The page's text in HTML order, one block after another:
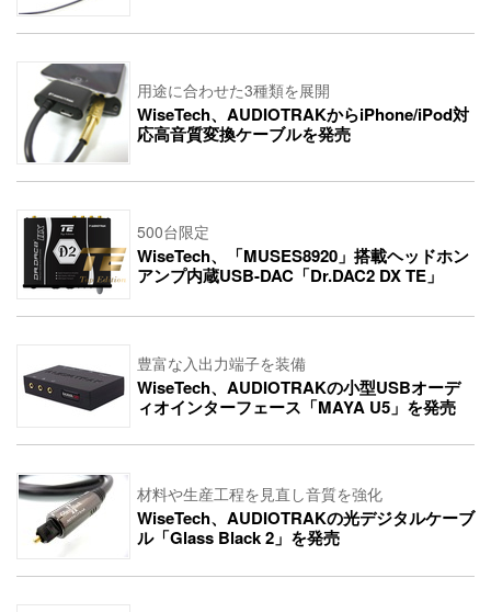
用途に合わせた3種類を展開
WiseTech、AUDIOTRAKからiPhone/iPod対
応高音質変換ケーブルを発売
500台限定
WiseTech、「MUSES8920」搭載ヘッドホン
アンプ内蔵USB-DAC「Dr.DAC2 DX TE」
豊富な入出力端子を装備
WiseTech、AUDIOTRAKの小型USBオーデ
ィオインターフェース「MAYA U5」を発売
材料や生産工程を見直し音質を強化
WiseTech、AUDIOTRAKの光デジタルケーブ
ル「Glass Black 2」を発売